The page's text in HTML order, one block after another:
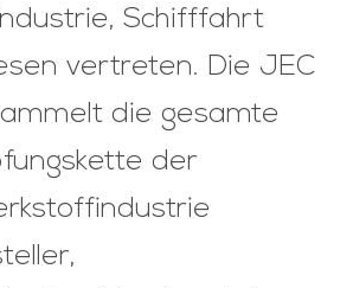
Schifffahrt
vertreten. Die JEC
die gesamte
der